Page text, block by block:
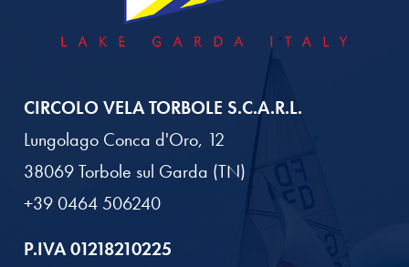
CIRCOLO VELA TORBOLE S.C.A.R.L.
Lungolago Conca d'Oro, 12
38069 Torbole sul Garda (TN)
+39 0464 506240
P.IVA 01218210225